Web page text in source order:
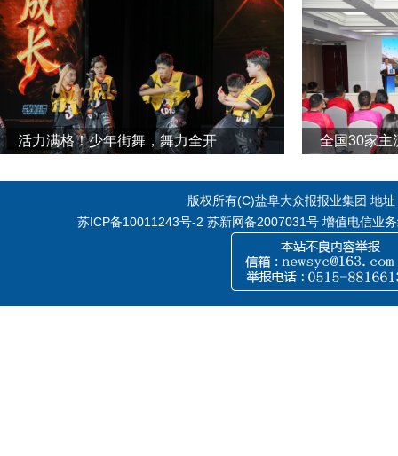
活力满格！少年街舞，舞力全开 全国30家主
版权所有(C)盐阜大众报报业集团 地
苏ICP备10011243号-2 苏新网备2007031号 增值电信业